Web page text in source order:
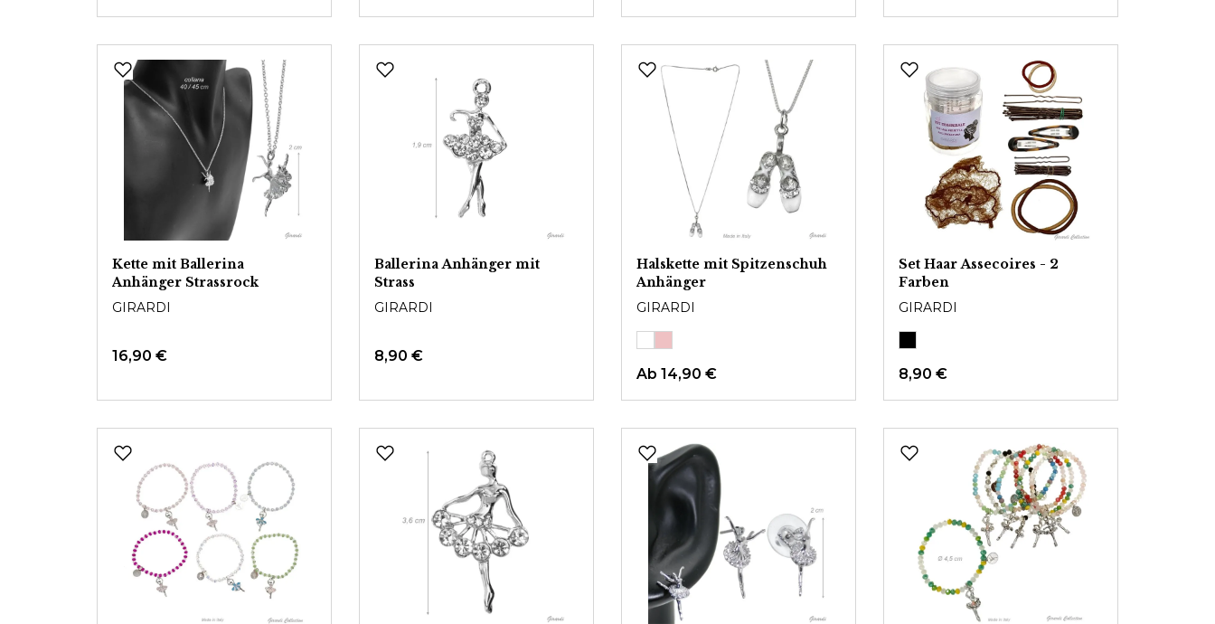
Kette mit Ballerina
Anhänger Strassrock
GIRARDI
16,90 €
Ballerina Anhänger mit
Strass
GIRARDI
8,90 €
Halskette mit Spitzenschuh
Anhänger
GIRARDI
Ab 14,90 €
Set Haar Assecoires - 2
Farben
GIRARDI
8,90 €